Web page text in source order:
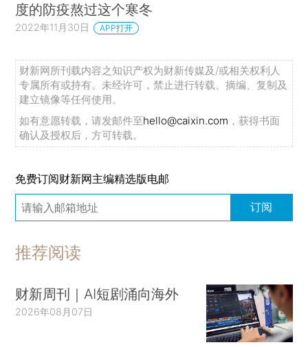
度的防疫熬过这个寒冬
2022年11月30日 APP打开
财新网所刊载内容之知识产权为财新传媒及/或相关权利人
专属所有或持有。未经许可，禁止进行转载、摘编、复制及
建立镜像等任何使用。
如有意愿转载，请发邮件至hello@caixin.com ，获得书面
确认及授权后，方可转载。
免费订阅财新网主编精选版电邮
订阅
推荐阅读
财新周刊｜AI短剧涌向海外
2026年08月07日